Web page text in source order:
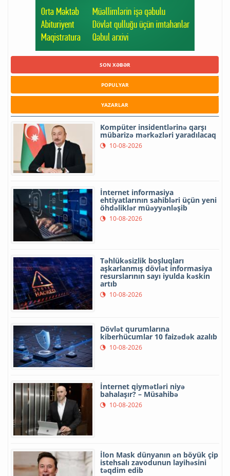
SON XƏBƏR
POPULYAR
YAZARLAR
Kompüter insidentlərinə qarşı
mübarizə mərkəzləri yaradılacaq
10-08-2026
İnternet informasiya
ehtiyatlarının sahibləri üçün yeni
öhdəliklər müəyyənləşib
10-08-2026
Təhlükəsizlik boşluqları
aşkarlanmış dövlət informasiya
resurslarının sayı iyulda kəskin
artıb
10-08-2026
Dövlət qurumlarına
kiberhücumlar 10 faizədək azalıb
10-08-2026
İnternet qiymətləri niyə
bahalaşır? – Müsahibə
10-08-2026
İlon Mask dünyanın ən böyük çip
istehsalı zavodunun layihəsini
təqdim edib